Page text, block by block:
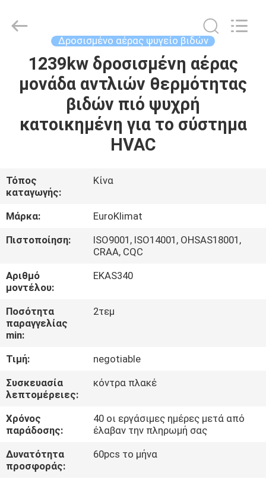
ΣΠΊΤΙ
ΠΡΟΪΌΝΤΑ
ΓΎΡΟΣ
ΕΡΓΟΣΤΑΣΊΩΝ
ΈΛΕΓΧΟΣ
ΜΑΣ
ΕΛΆΤΕ
ΣΕ
ΕΠΑΦΉ
ΜΕ
ΖΗΤΉΣΤΕ
ΈΝΑ
ΑΠΌΣΠΑΣΜΑ
Conditioning
Reserved.
Δροσισμένο αέρας ψυγείο βιδών
1239kw δροσισμένη αέρας
μονάδα αντλιών θερμότητας
βιδών πιό ψυχρή
κατοικημένη για το σύστημα
HVAC
Τόπος
καταγωγής:
Κίνα
Μάρκα:
EuroKlimat
Πιστοποίηση:
ISO9001, ISO14001, OHSAS18001,
CRAA, CQC
Αριθμό
μοντέλου:
EKAS340
Ποσότητα
παραγγελίας
min:
2τεμ
Τιμή:
negotiable
Συσκευασία
λεπτομέρειες:
κόντρα πλακέ
Χρόνος
παράδοσης:
40 οι εργάσιμες ημέρες μετά από
έλαβαν την πληρωμή σας
Δυνατότητα
προσφοράς:
60pcs το μήνα